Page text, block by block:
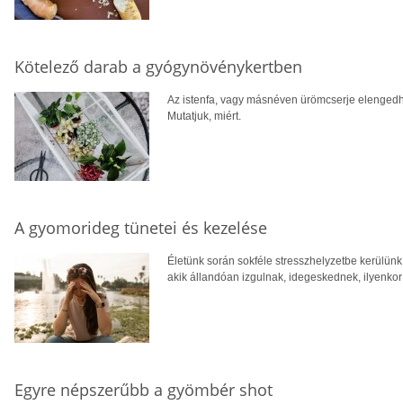
Kötelező darab a gyógynövénykertben
Az istenfa, vagy másnéven ürömcserje
Mutatjuk, miért.
A gyomorideg tünetei és kezelése
Életünk során sokféle stresszhelyzetbe
akik állandóan izgulnak, idegeskednek,
Egyre népszerűbb a gyömbér shot